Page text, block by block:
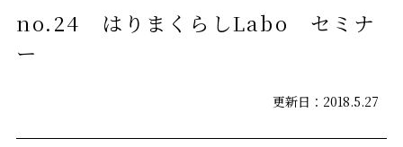
no.24 はりまくらしLabo セミナ
ー
更新日：2018.5.27